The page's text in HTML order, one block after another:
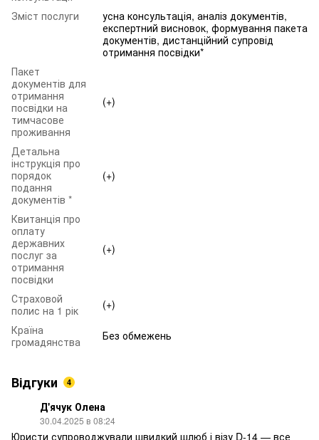
Зміст послуги
усна консультація, аналіз документів,
експертний висновок, формування пакета
документів, дистанційний супровід
отримання посвідки*
Пакет
документів для
отримання
посвідки на
тимчасове
проживання
(+)
Детальна
інструкція про
порядок
подання
документів *
(+)
Квитанція про
оплату
державних
послуг за
отримання
посвідки
(+)
Страховой
полис на 1 рік
(+)
Країна
громадянства
Без обмежень
Відгуки 4
Д'ячук Олена
30.04.2025 в 08:24
Юристи супроводжували швидкий шлюб і візу D-14 — все